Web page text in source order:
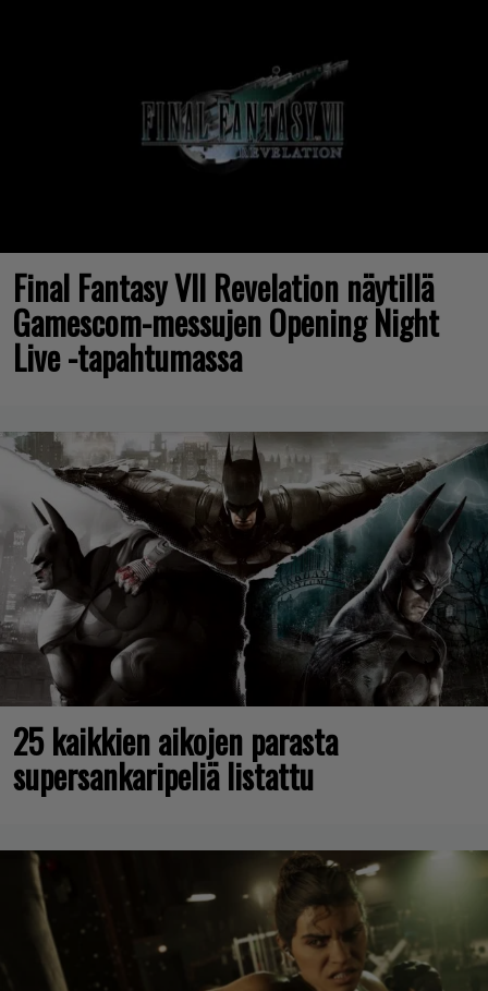
Final Fantasy VII Revelation näytillä
Gamescom-messujen Opening Night
Live -tapahtumassa
25 kaikkien aikojen parasta
supersankaripeliä listattu